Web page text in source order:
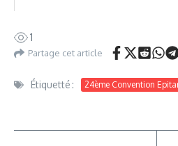
1
Partage cet article
Étiquetté : 24ème Convention